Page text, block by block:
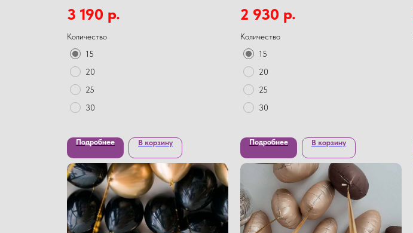
3 190 р.
Количество
15
20
25
30
Подробнее В корзину
2 930 р.
Количество
15
20
25
30
Подробнее В корзину